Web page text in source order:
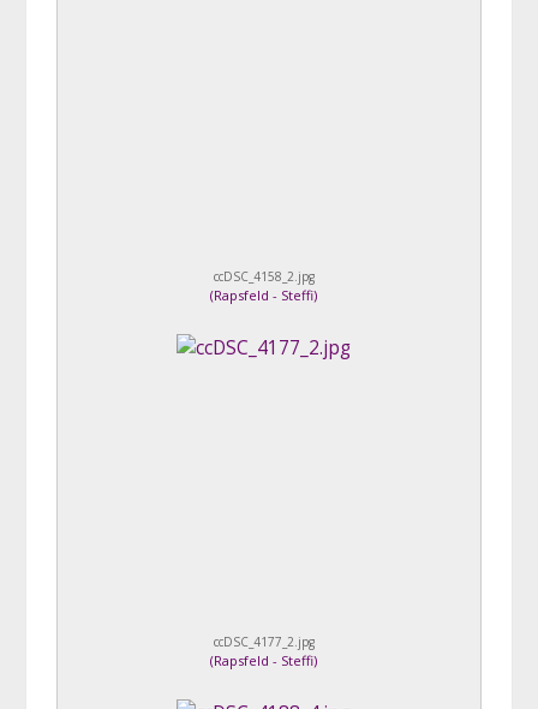
ccDSC_4158_2.jpg
(Rapsfeld - Steffi)
ccDSC_4177_2.jpg
(Rapsfeld - Steffi)